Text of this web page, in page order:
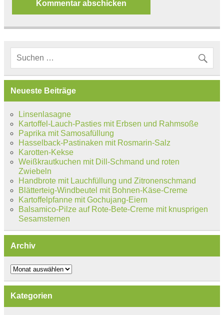
Neueste Beiträge
Linsenlasagne
Kartoffel-Lauch-Pasties mit Erbsen und Rahmsoße
Paprika mit Samosafüllung
Hasselback-Pastinaken mit Rosmarin-Salz
Karotten-Kekse
Weißkrautkuchen mit Dill-Schmand und roten
Zwiebeln
Handbrote mit Lauchfüllung und Zitronenschmand
Blätterteig-Windbeutel mit Bohnen-Käse-Creme
Kartoffelpfanne mit Gochujang-Eiern
Balsamico-Pilze auf Rote-Bete-Creme mit knusprigen
Sesamsternen
Archiv
Archiv
Kategorien